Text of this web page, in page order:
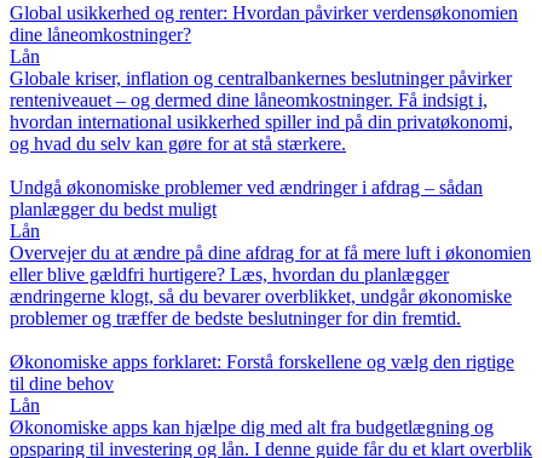
Global usikkerhed og renter: Hvordan påvirker verdensøkonomien
dine låneomkostninger?
Lån
Globale kriser, inflation og centralbankernes beslutninger påvirker
renteniveauet – og dermed dine låneomkostninger. Få indsigt i,
hvordan international usikkerhed spiller ind på din privatøkonomi,
og hvad du selv kan gøre for at stå stærkere.
Undgå økonomiske problemer ved ændringer i afdrag – sådan
planlægger du bedst muligt
Lån
Overvejer du at ændre på dine afdrag for at få mere luft i økonomien
eller blive gældfri hurtigere? Læs, hvordan du planlægger
ændringerne klogt, så du bevarer overblikket, undgår økonomiske
problemer og træffer de bedste beslutninger for din fremtid.
Økonomiske apps forklaret: Forstå forskellene og vælg den rigtige
til dine behov
Lån
Økonomiske apps kan hjælpe dig med alt fra budgetlægning og
opsparing til investering og lån. I denne guide får du et klart overblik